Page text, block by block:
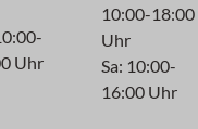
Uhr
10:00-18:00
Uhr
Sa: 10:00-
16:00 Uhr